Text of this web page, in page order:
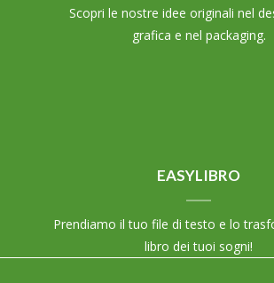
Scopri le nostre idee originali nel
grafica e nel packaging.
EASYLIBRO
Prendiamo il tuo file di testo e lo
libro dei tuoi sogni!